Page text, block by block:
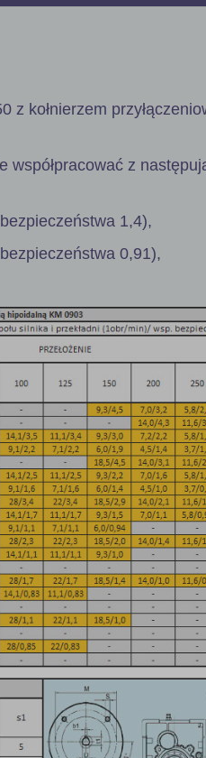
z kołnierzem
współpracować z
1,4),
0,91),